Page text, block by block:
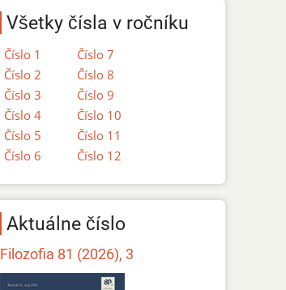
Všetky čísla v ročníku
Číslo 1
Číslo 2
Číslo 3
Číslo 4
Číslo 5
Číslo 6
Číslo 7
Číslo 8
Číslo 9
Číslo 10
Číslo 11
Číslo 12
Aktuálne číslo
Filozofia 81 (2026), 3